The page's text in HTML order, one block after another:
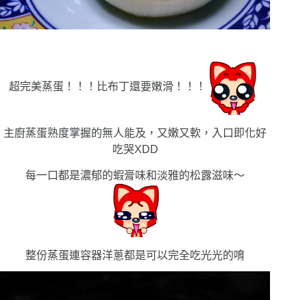
超完美蒸蛋！！！比布丁還要嫩滑！！！
主廚蒸蛋熟度掌握的無人能及，又嫩又軟，入口即化好
吃哭XDD
每一口都是濃郁的蝦膏味和淡雅的松露滋味〜
整份蒸蛋連容器洋蔥都是可以完全吃光光的唷